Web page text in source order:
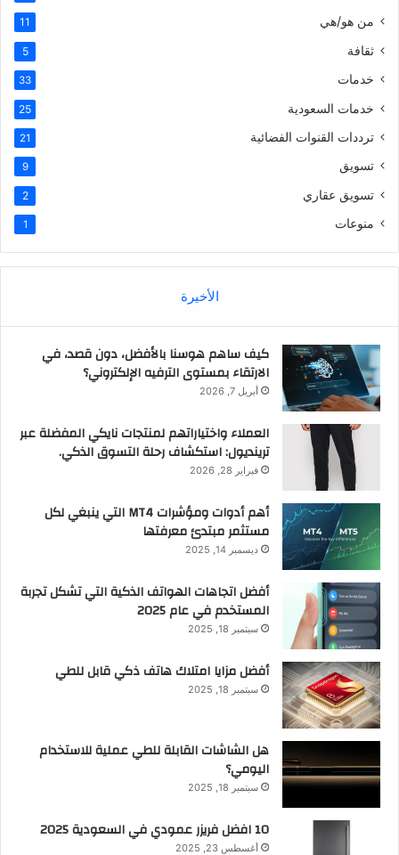
من هو/هي 11
ثقافة 5
خدمات 33
خدمات السعودية 25
ترددات القنوات الفضائية 21
تسويق 9
تسويق عقاري 2
منوعات 1
الأخيرة
كيف ساهم هوسنا بالأفضل، دون قصد، في
الارتقاء بمستوى الترفيه الإلكتروني؟
أبريل 7, 2026
العملاء واختياراتهم لمنتجات نايكي المفضلة عبر
ترينديول: استكشاف رحلة التسوق الذكي.
فبراير 28, 2026
أهم أدوات ومؤشرات MT4 التي ينبغي لكل
مستثمر مبتدئ معرفتها
ديسمبر 14, 2025
أفضل اتجاهات الهواتف الذكية التي تشكل تجربة
المستخدم في عام 2025
سبتمبر 18, 2025
أفضل مزايا امتلاك هاتف ذكي قابل للطي
سبتمبر 18, 2025
هل الشاشات القابلة للطي عملية للاستخدام
اليومي؟
سبتمبر 18, 2025
10 افضل فريزر عمودي​ في السعودية​ 2025
أغسطس 23, 2025